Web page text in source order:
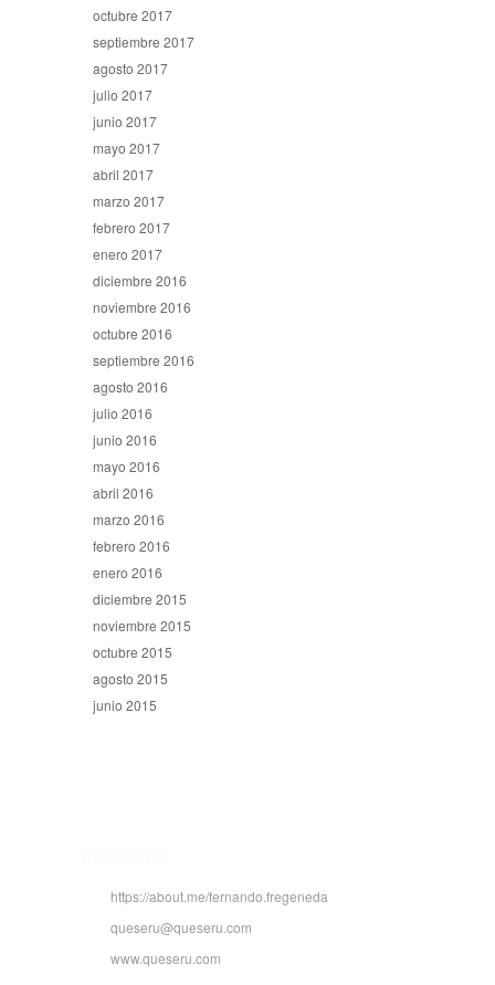
octubre 2017
septiembre 2017
agosto 2017
julio 2017
junio 2017
mayo 2017
abril 2017
marzo 2017
febrero 2017
enero 2017
diciembre 2016
noviembre 2016
octubre 2016
septiembre 2016
agosto 2016
julio 2016
junio 2016
mayo 2016
abril 2016
marzo 2016
febrero 2016
enero 2016
diciembre 2015
noviembre 2015
octubre 2015
agosto 2015
junio 2015
https://about.me/fernando.fregeneda
queseru@queseru.com
www.queseru.com